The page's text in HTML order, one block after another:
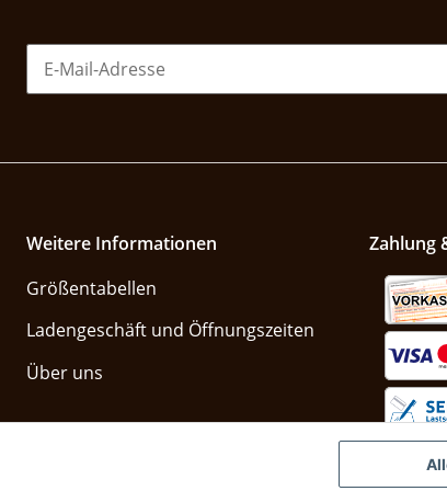
Weitere Informationen
Größentabellen
Ladengeschäft und Öffnungszeiten
Über uns
Zahlung